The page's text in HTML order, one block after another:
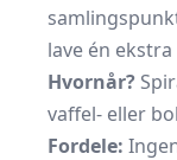
lave én
Hvornår?
vaffel- eller
Fordele: